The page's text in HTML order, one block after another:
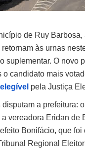
de Ruy Barbosa,
retornam às urnas
suplementar. O novo
o candidato mais
pela Justiça
a prefeitura:
vereadora Eridan de
Bonifácio, que foi
Regional